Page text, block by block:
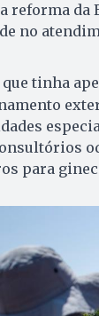
reforma da
no
que tinha
para